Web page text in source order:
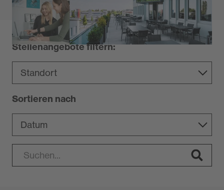
Stellenangebote filtern:
Sortieren nach